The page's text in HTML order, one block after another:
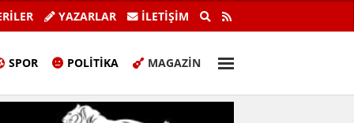
sterlinlik tehdit mesajı: 1
BAŞBAKAN ÜSTEL:
TÜRKİYE’NİN
YAZARLAR İLETIŞIM
SPOR POLITIKA MAGAZIN